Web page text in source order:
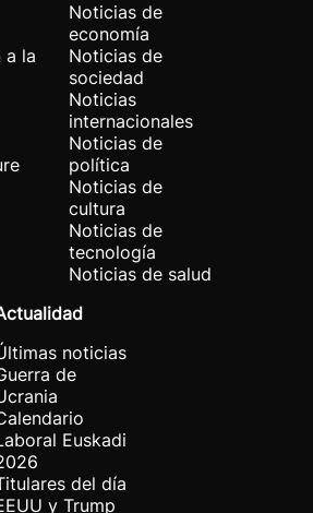
a la
Noticias de
economía
Noticias de
sociedad
Noticias
internacionales
Noticias de
política
Noticias de
cultura
Noticias de
tecnología
Noticias de salud
noticias
de
Euskadi
del día
y Trump